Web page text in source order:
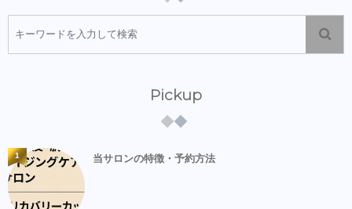
Pickup
当サロンの特徴・予約方法
1